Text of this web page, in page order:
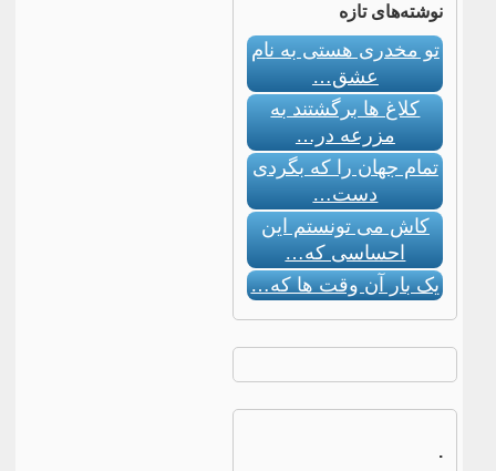
نوشته‌های تازه
تو مخدری هستی به نام
عشق…
کلاغ ها برگشتند به
مزرعه در…
تمام جهان را که بگردی
دست…
کاش می تونستم این
احساسی که…
یک بار آن وقت ها که…
.